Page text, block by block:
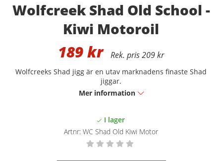
Wolfcreek Shad Old School -
Kiwi Motoroil
189kr 209 kr
Wolfcreeks Shad jigg är en utav marknadens finaste Shad
jiggar.
Mer information
Artnr: WC Shad Old Kiwi Motor